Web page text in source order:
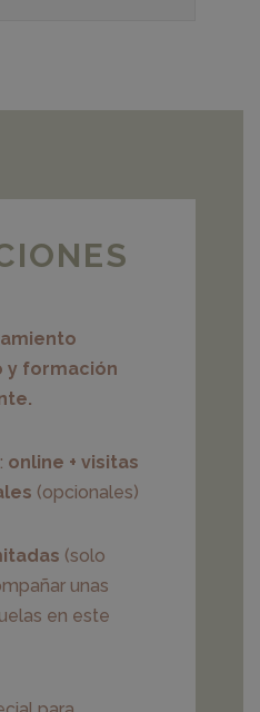
y formación
online + visitas
(opcionales)
(solo
unas
en este